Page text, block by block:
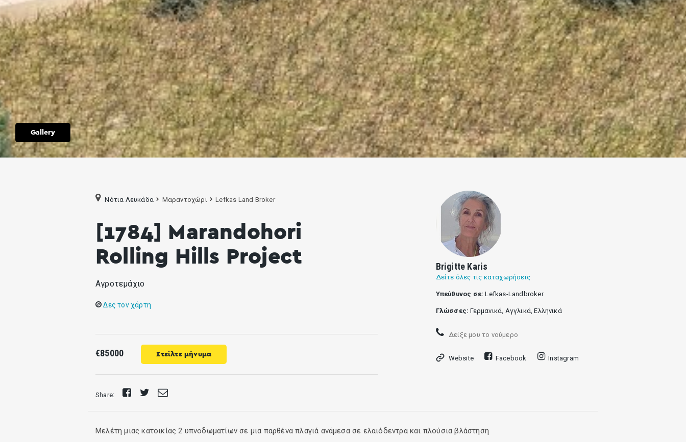
Gallery
Νότια Λευκάδα Μαραντοχώρι Lefkas Land Broker
[1784] Marandohori
Rolling Hills Project
Αγροτεμάχιο
Δες τον χάρτη
€85000 Στείλτε μήνυμα
Share:
Share
TweetSend
E-
Brigitte Karis
Δείτε όλες τις καταχωρήσεις
Υπεύθυνος σε: Lefkas-Landbroker
Γλώσσες: Γερμανικά, Αγγλικά, Ελληνικά
Δείξε μου το νούμερο
Website Facebook Instagram
Μελέτη μιας κατοικίας 2 υπνοδωματίων σε μια παρθένα πλαγιά ανάμεσα σε ελαιόδεντρα και πλούσια βλάστηση